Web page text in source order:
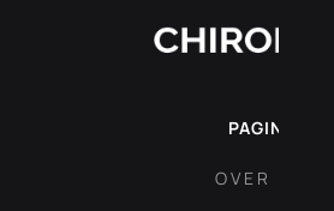
PAGINA'S
OVER ONS